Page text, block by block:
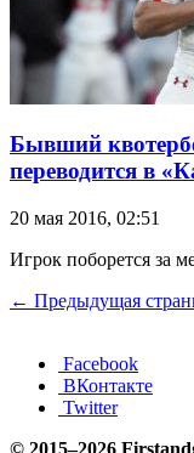
Бывший
переводится в
20 мая 2016, 02:51
Игрок поборется за
← Предыдущая
Facebook
ВКонтакте
Twitter
© 2015–2026